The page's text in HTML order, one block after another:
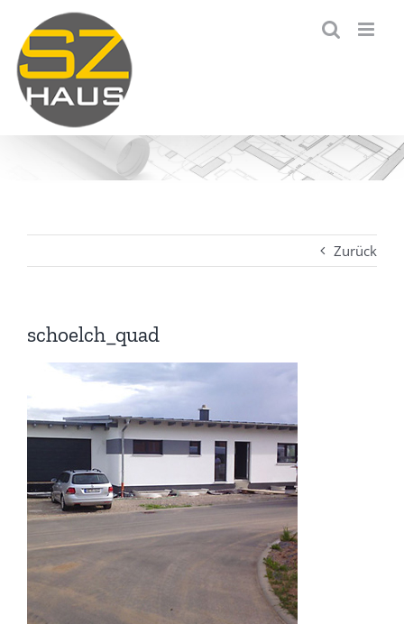
Inhalt
springen
Zurück
schoelch_quad